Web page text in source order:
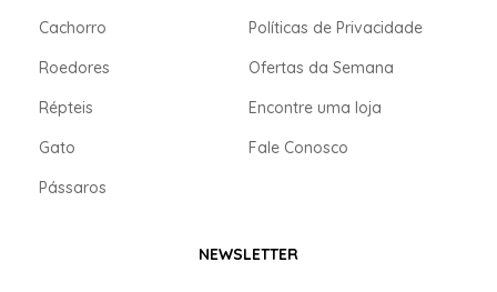
Cachorro
Roedores
Répteis
Gato
Pássaros
Políticas de Privacidade
Ofertas da Semana
Encontre uma loja
Fale Conosco
NEWSLETTER